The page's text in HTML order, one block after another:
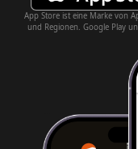
App Store ist eine Marke von
und Regionen. Google Play